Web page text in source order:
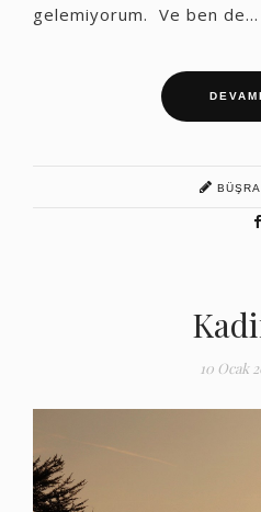
gelemiyorum. Ve ben de...
10 Ocak